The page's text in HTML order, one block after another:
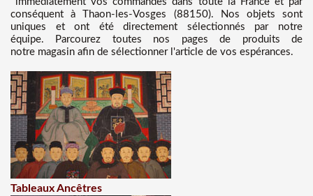
conséquent à Thaon-les-Vosges (88150). Nos objets sont
uniques et ont été directement sélectionnés par notre
équipe. Parcourez toutes nos pages de produits de
notre magasin afin de sélectionner l'article de vos espérances.
Tableaux Ancêtres